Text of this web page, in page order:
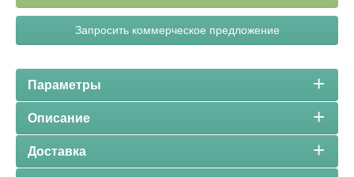
Запросить коммерческое предложение
Параметры
Описание
Доставка